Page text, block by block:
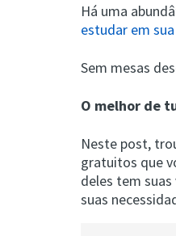
Há uma
estudar em
Sem mesas
O melhor de
Neste post,
gratuitos que
deles tem
suas